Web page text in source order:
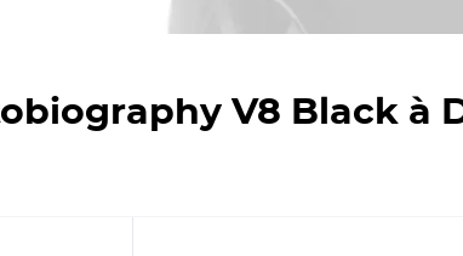
V8 Black à